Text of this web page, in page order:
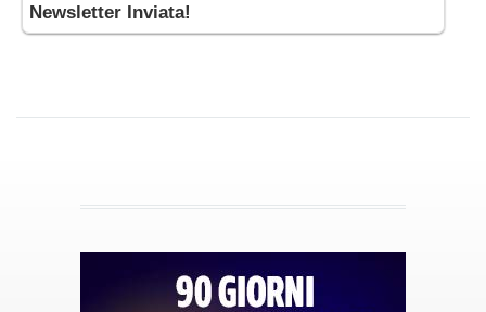
Newsletter Inviata!